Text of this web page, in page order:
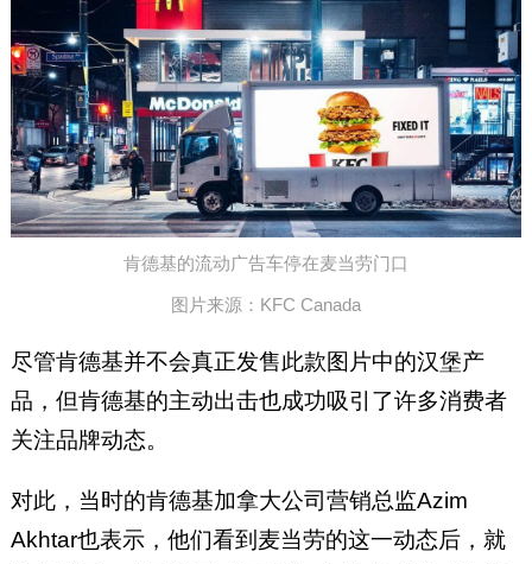
肯德基的流动广告车停在麦当劳门口
图片来源：KFC Canada
尽管肯德基并不会真正发售此款图片中的汉堡产
品，但肯德基的主动出击也成功吸引了许多消费者
关注品牌动态。
对此，当时的肯德基加拿大公司营销总监Azim
Akhtar也表示，他们看到麦当劳的这一动态后，就